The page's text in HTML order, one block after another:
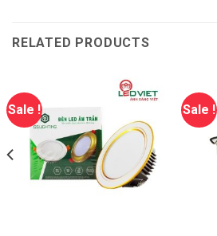
RELATED PRODUCTS
Sale ! Sale !